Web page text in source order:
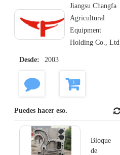
Jiangsu Changfa
Agricultural
Equipment
Holding Co., Ltd
Desde: 2003
Puedes hacer eso.
Bloque
de